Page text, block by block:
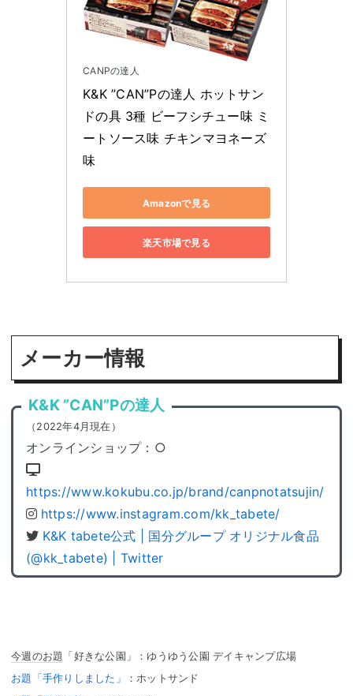
CANPの達人
K&K ”CAN”Pの達人 ホットサン
ドの具 3種 ビーフシチュー味 ミ
ートソース味 チキンマヨネーズ
味
Amazonで見る
楽天市場で見る
メーカー情報
K&K ”CAN”Pの達人
（2022年4月現在）
オンラインショップ：○
https://www.kokubu.co.jp/brand/canpnotatsujin/
https://www.instagram.com/kk_tabete/
K&K tabete公式 | 国分グループ オリジナル食品
(@kk_tabete) | Twitter
今週のお題 「好きな公園」：ゆうゆう公園 デイキャンプ広場
お題「手作りしました」
：ホットサンド